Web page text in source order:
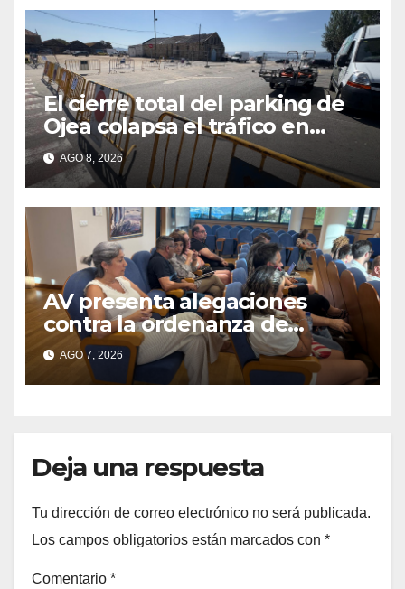
El cierre total del parking de
Ojea colapsa el tráfico en
Cangas
AGO 8, 2026
AV presenta alegaciones
contra la ordenanza de
residuos del Morrazo por
considerar que impone
cargas “desproporcionadas”
AGO 7, 2026
Deja una respuesta
Tu dirección de correo electrónico no será publicada.
Los campos obligatorios están marcados con *
Comentario *